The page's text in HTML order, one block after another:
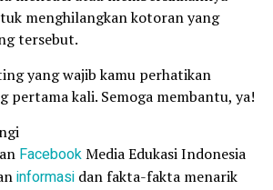
menghilangkan kotoran yang
tersebut.
yang wajib kamu perhatikan
pertama kali. Semoga membantu, ya!
FacebookMedia Edukasi Indonesia
informasi dan fakta-fakta menarik